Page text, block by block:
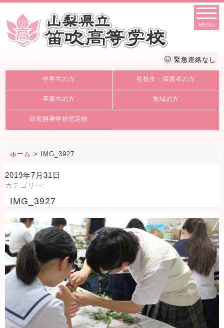
MENU
緊急連絡なし
中学生の方 在校生・保護者の方
卒業生の方 地域の方
研究開発学校指定校
ホーム > IMG_3927
2019年7月31日
カテゴリー:
IMG_3927